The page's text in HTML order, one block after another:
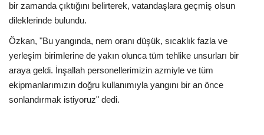
bir zamanda çıktığını belirterek, vatandaşlara geçmiş olsun
dileklerinde bulundu.
Özkan, "Bu yangında, nem oranı düşük, sıcaklık fazla ve
yerleşim birimlerine de yakın olunca tüm tehlike unsurları bir
araya geldi. İnşallah personellerimizin azmiyle ve tüm
ekipmanlarımızın doğru kullanımıyla yangını bir an önce
sonlandırmak istiyoruz" dedi.